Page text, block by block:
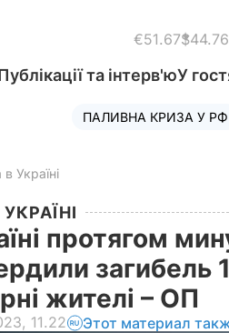
€51.67$44.76
та інтерв'юУ
ПАЛИВНА КРИЗА У РФ
в Україні
протягом
жителі – ОП
11.22 Этот материал